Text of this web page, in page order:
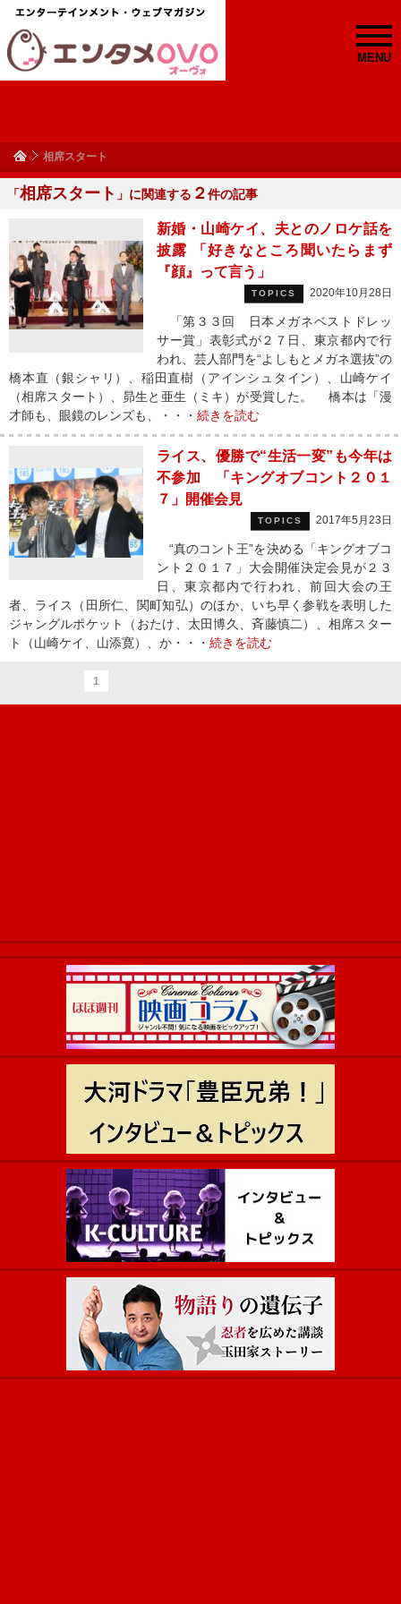
MENU
相席スタート
「相席スタート 」に関連する ２件の記事
新婚・山崎ケイ、夫とのノロケ話を
披露 「好きなところ聞いたらまず
『顔』って言う」
TOPICS 2020年10月28日
「第３３回 日本メガネベストドレッ
サー賞」表彰式が２７日、東京都内で行
われ、芸人部門を“よしもとメガネ選抜”の
橋本直（銀シャリ）、稲田直樹（アインシュタイン）、山崎ケイ
（相席スタート）、昴生と亜生（ミキ）が受賞した。 橋本は「漫
才師も、眼鏡のレンズも、・・・ 続きを読む
ライス、優勝で“生活一変”も今年は
不参加 「キングオブコント２０１
７」開催会見
TOPICS 2017年5月23日
“真のコント王”を決める「キングオブコ
ント２０１７」大会開催決定会見が２３
日、東京都内で行われ、前回大会の王
者、ライス（田所仁、関町知弘）のほか、いち早く参戦を表明した
ジャングルポケット（おたけ、太田博久、斉藤慎二）、相席スター
ト（山崎ケイ、山添寛）、か・・・ 続きを読む
1